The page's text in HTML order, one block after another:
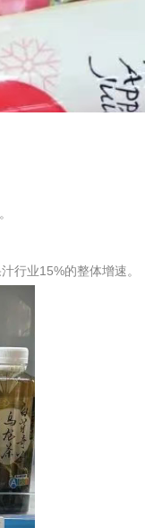
行业15%的整体增速。